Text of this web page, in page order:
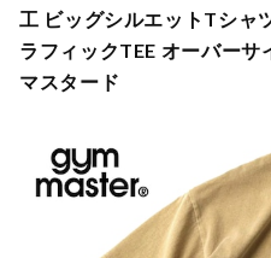
工 ビッグシルエットTシャ
ラフィックTEE オーバー
マスタード